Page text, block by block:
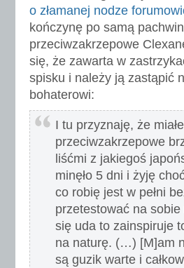
o złamanej nodze
kończynę po samą
przeciwzakrzepowe
się, że zawarta w
spisku i należy ją zastąpić
bohaterowi:
I tu przyznaję, że
przeciwzakrzepowe
liśćmi z jakiegoś
minęło 5 dni i żyję
co robię jest w pełni
przetestować na
się uda to zainspiruje
na naturę. (…) [M]am
są guzik warte i